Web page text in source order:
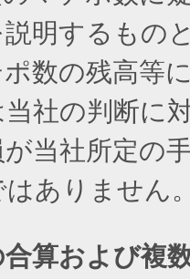
明するもの
数の残高等
社の判断に
当社所定の
ありません
算および複